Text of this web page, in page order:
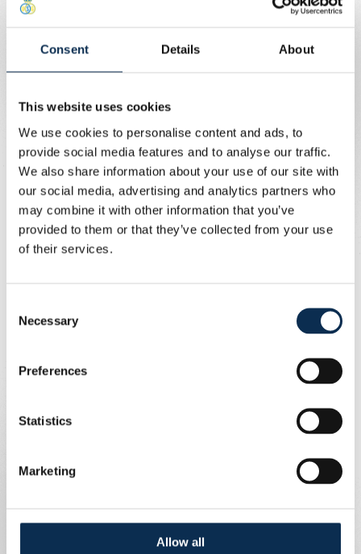
Consent Details About
This website uses cookies
We use cookies to personalise content and ads, to
provide social media features and to analyse our traffic.
We also share information about your use of our site with
our social media, advertising and analytics partners who
may combine it with other information that you’ve
provided to them or that they’ve collected from your use
of their services.
Selection
Necessary
Preferences
Statistics
Marketing
Allow all
libre en provenance du KV Mechelen.
Il signe un contrat d'une saison avec
une saison supplémentaire en
option.
Union Content Team
Wenssens a fait ses classes à Saint-Trond avant de
rejoindre le KV Mechelen jusqu’à la saison dernière. À
l'Union, il sera d'abord troisième gardien mais il aura
l'occasion de faire ses preuves.
Bienvenue à l'Union, Maxime. Et bonne chance !